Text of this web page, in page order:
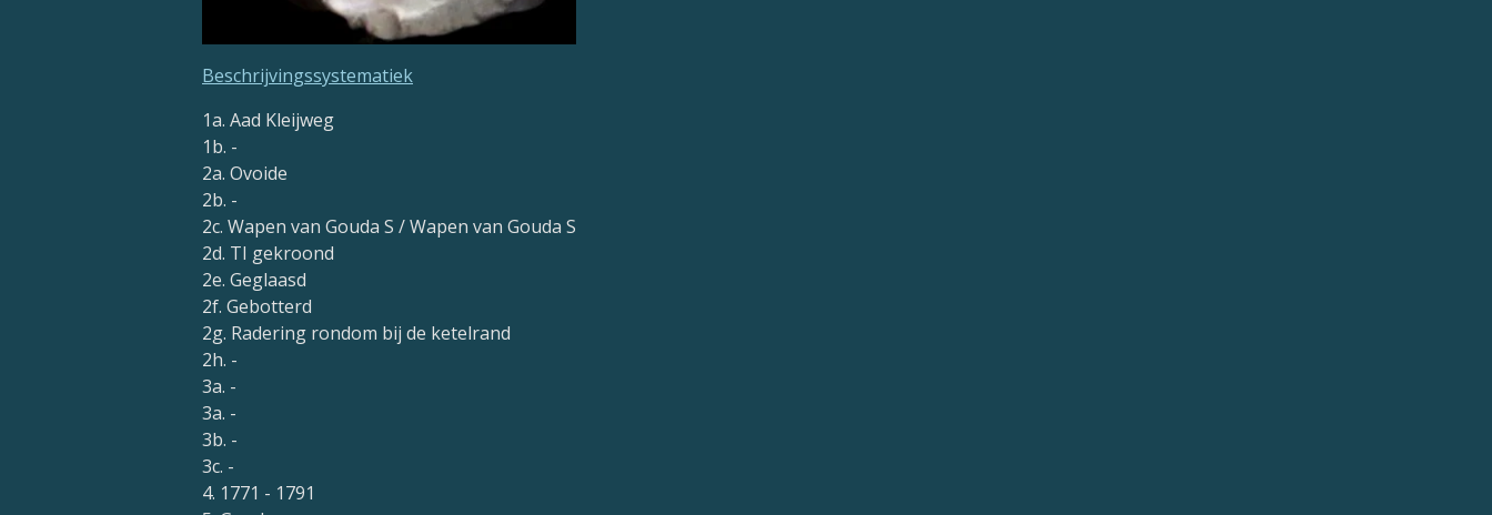
Beschrijvingssystematiek
1a. Aad Kleijweg
1b. -
2a. Ovoide
2b. -
2c. Wapen van Gouda S / Wapen van Gouda S
2d. TI gekroond
2e. Geglaasd
2f. Gebotterd
2g. Radering rondom bij de ketelrand
2h. -
3a. -
3a. -
3b. -
3c. -
4. 1771 - 1791